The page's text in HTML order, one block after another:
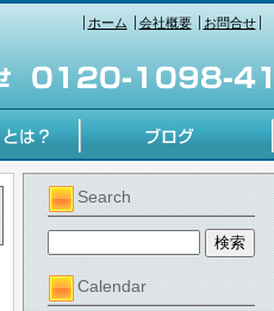
ホーム 会社概要 お問合せ
Search
Calendar